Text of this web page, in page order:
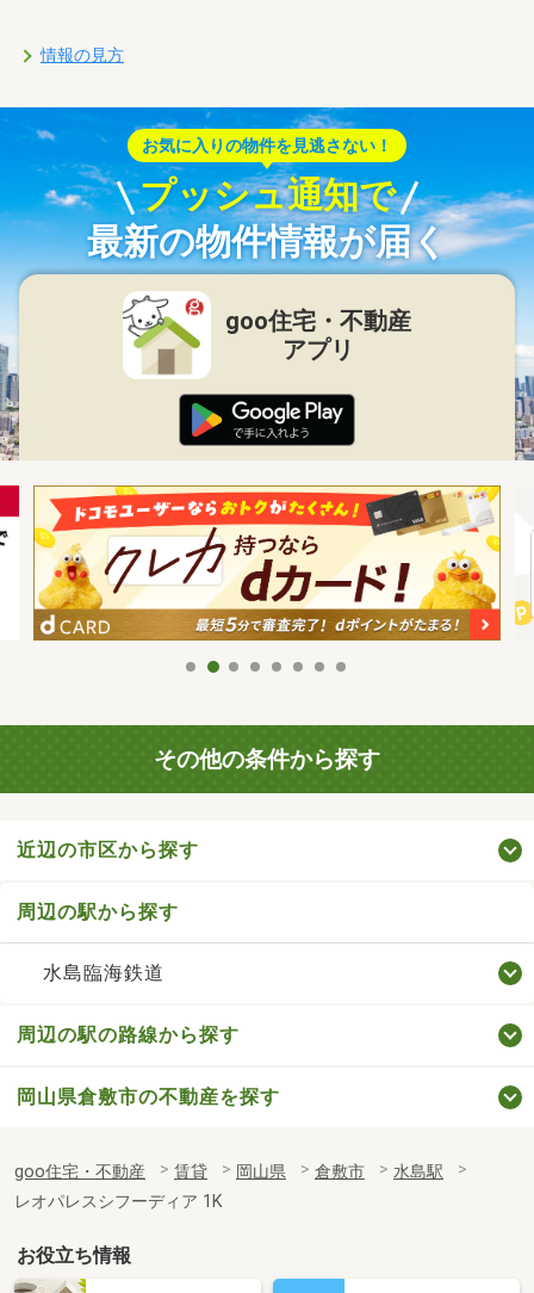
情報の見方
お気に入りの物件を見逃さない！
プッシュ通知で
最新の物件情報が届く
goo住宅・不動産
アプリ
その他の条件から探す
近辺の市区から探す
周辺の駅から探す
水島臨海鉄道
周辺の駅の路線から探す
岡山県倉敷市の不動産を探す
goo住宅・不動産 賃貸 岡山県 倉敷市
水島駅
レオパレスシフーディア 1K
お役立ち情報